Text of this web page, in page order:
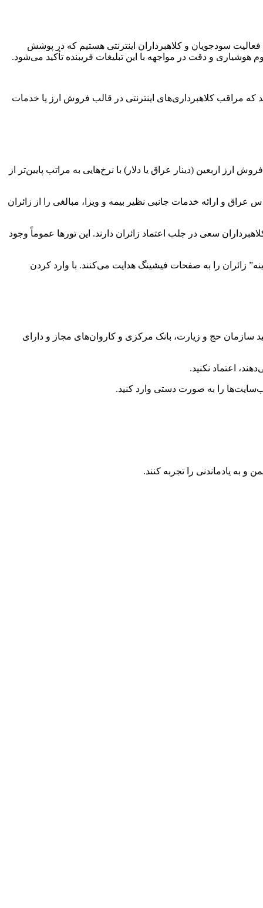
سودجویان و کلاهبرداران اینترنتی هستیم که در پوشش
هوشیاری و دقت در مواجهه با این تبلیغات فریبنده تأکید می‌شود.
که مراقب کلاهبرداری‌های اینترنتی در قالب فروش ارز یا خدمات
ارز اربعین (دینار عراق یا دلار) با نرخ‌هایی به مراتب پایین‌تر از
و ارائه خدمات جانبی نظیر بیمه و ویزا، مبالغی را از زائران
سعی در جلب اعتماد زائران دارند. این تورها عموماً وجود
زائران را به صفحات فیشینگ هدایت می‌کنند. با وارد کردن
سازمان حج و زیارت، بانک مرکزی و کاروان‌های مجاز و دارای
اعتماد نکنید.
را به صورت دستی وارد کنید.
به یادماندنی را تجربه کنند.